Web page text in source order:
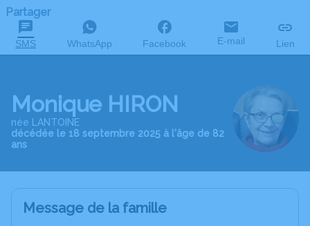
Partager
SMS WhatsApp Facebook E-mail Lien
Monique HIRON
née LANTOINE
décédée le 18 septembre 2025 à l'âge de 82
ans
Message de la famille